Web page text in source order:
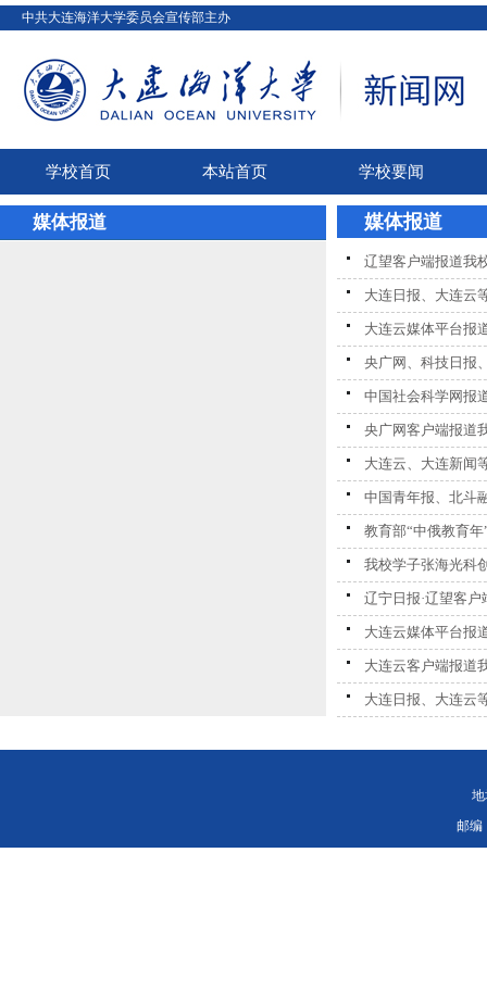
中共大连海洋大学委员会宣传部主办
学校首页 本站首页 学校要闻
媒体报道 媒体报道
辽望客户端报道我
大连日报、大连云
大连云媒体平台报
央广网、科技日报
中国社会科学网报
央广网客户端报道
大连云、大连新闻
中国青年报、北斗
教育部“中俄教育
我校学子张海光科
辽宁日报·辽望客
大连云媒体平台报
大连云客户端报道
大连日报、大连云
地
邮编